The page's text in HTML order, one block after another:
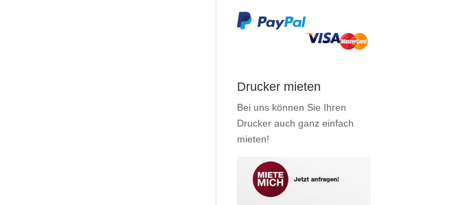
Drucker mieten
Bei uns können Sie Ihren
Drucker auch ganz einfach
mieten!